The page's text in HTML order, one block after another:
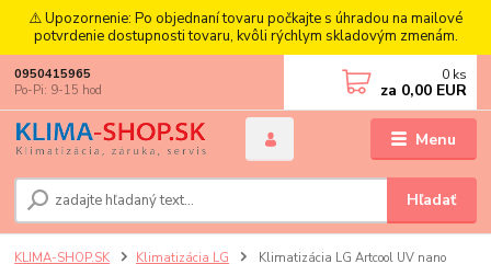
⚠️ Upozornenie: Po objednaní tovaru počkajte s úhradou na mailové
potvrdenie dostupnosti tovaru, kvôli rýchlym skladovým zmenám.
Menu
Hľadať
0950415965
Po-Pi: 9-15 hod
0 ks
za 0,00 EUR
KLIMA-SHOP.SK Klimatizácia LG
Klimatizácia LG Artcool UV nano